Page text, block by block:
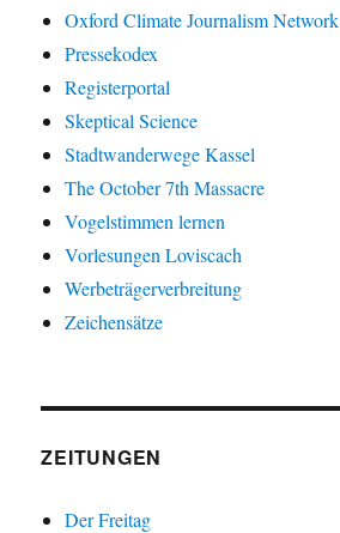
Oxford Climate Journalism Network
Pressekodex
Registerportal
Skeptical Science
Stadtwanderwege Kassel
The October 7th Massacre
Vogelstimmen lernen
Vorlesungen Loviscach
Werbeträgerverbreitung
Zeichensätze
ZEITUNGEN
Der Freitag